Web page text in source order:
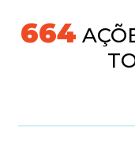
718